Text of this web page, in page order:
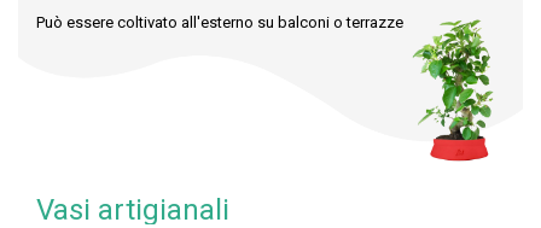
Può essere coltivato all'esterno su balconi o terrazze
Vasi artigianali